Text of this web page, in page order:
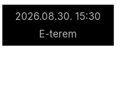
2026.08.30. 15:30
E-terem